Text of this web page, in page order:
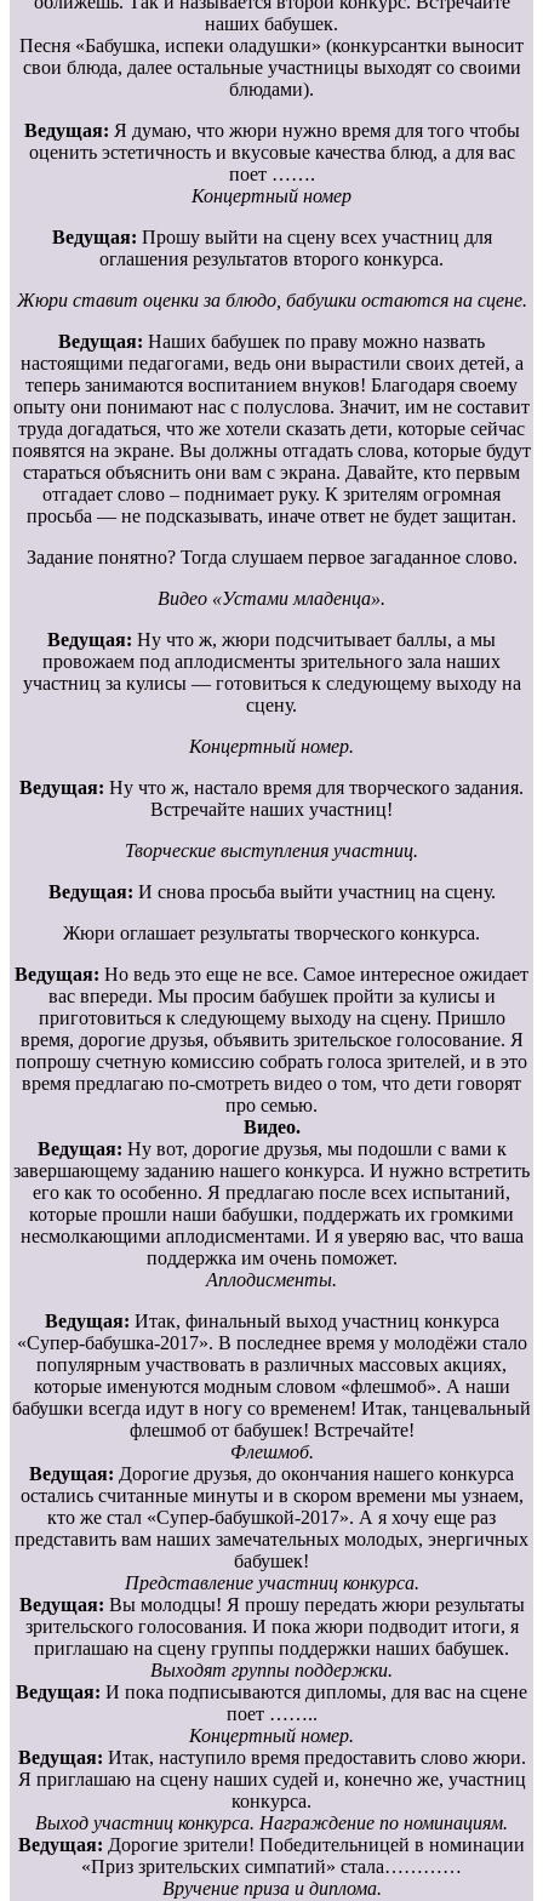
наших бабушек.
Песня «Бабушка, испеки оладушки» (конкурсантки выносит
свои блюда, далее остальные участницы выходят со своими
блюдами).
Ведущая: Я думаю, что жюри нужно время для того чтобы
оценить эстетичность и вкусовые качества блюд, а для вас
поет …….
Концертный номер
Ведущая: Прошу выйти на сцену всех участниц для
оглашения результатов второго конкурса.
Жюри ставит оценки за блюдо, бабушки остаются на сцене.
Ведущая: Наших бабушек по праву можно назвать
настоящими педагогами, ведь они вырастили своих детей, а
теперь занимаются воспитанием внуков! Благодаря своему
опыту они понимают нас с полуслова. Значит, им не составит
труда догадаться, что же хотели сказать дети, которые сейчас
появятся на экране. Вы должны отгадать слова, которые будут
стараться объяснить они вам с экрана. Давайте, кто первым
отгадает слово – поднимает руку. К зрителям огромная
просьба — не подсказывать, иначе ответ не будет защитан.
Задание понятно? Тогда слушаем первое загаданное слово.
Видео «Устами младенца».
Ведущая: Ну что ж, жюри подсчитывает баллы, а мы
провожаем под аплодисменты зрительного зала наших
участниц за кулисы — готовиться к следующему выходу на
сцену.
Концертный номер.
Ведущая: Ну что ж, настало время для творческого задания.
Встречайте наших участниц!
Творческие выступления участниц.
Ведущая: И снова просьба выйти участниц на сцену.
Жюри оглашает результаты творческого конкурса.
Ведущая: Но ведь это еще не все. Самое интересное ожидает
вас впереди. Мы просим бабушек пройти за кулисы и
приготовиться к следующему выходу на сцену. Пришло
время, дорогие друзья, объявить зрительское голосование. Я
попрошу счетную комиссию собрать голоса зрителей, и в это
время предлагаю по-смотреть видео о том, что дети говорят
про семью.
Видео.
Ведущая: Ну вот, дорогие друзья, мы подошли с вами к
завершающему заданию нашего конкурса. И нужно встретить
его как то особенно. Я предлагаю после всех испытаний,
которые прошли наши бабушки, поддержать их громкими
несмолкающими аплодисментами. И я уверяю вас, что ваша
поддержка им очень поможет.
Аплодисменты.
Ведущая: Итак, финальный выход участниц конкурса
«Супер-бабушка-2017». В последнее время у молодёжи стало
популярным участвовать в различных массовых акциях,
которые именуются модным словом «флешмоб». А наши
бабушки всегда идут в ногу со временем! Итак, танцевальный
флешмоб от бабушек! Встречайте!
Флешмоб.
Ведущая: Дорогие друзья, до окончания нашего конкурса
остались считанные минуты и в скором времени мы узнаем,
кто же стал «Супер-бабушкой-2017». А я хочу еще раз
представить вам наших замечательных молодых, энергичных
бабушек!
Представление участниц конкурса.
Ведущая: Вы молодцы! Я прошу передать жюри результаты
зрительского голосования. И пока жюри подводит итоги, я
приглашаю на сцену группы поддержки наших бабушек.
Выходят группы поддержки.
Ведущая: И пока подписываются дипломы, для вас на сцене
поет ……..
Концертный номер.
Ведущая: Итак, наступило время предоставить слово жюри.
Я приглашаю на сцену наших судей и, конечно же, участниц
конкурса.
Выход участниц конкурса. Награждение по номинациям.
Ведущая: Дорогие зрители! Победительницей в номинации
«Приз зрительских симпатий» стала…………
Вручение приза и диплома.